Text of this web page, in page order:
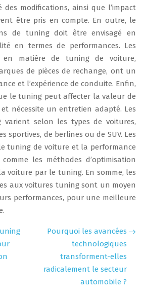
modifications, ainsi que l’impact
être pris en compte. En outre, le
de tuning doit être envisagé en
en termes de performances. Les
en matière de tuning de voiture,
de pièces de rechange, ont un
et l’expérience de conduite. Enfin,
le tuning peut affecter la valeur de
nécessite un entretien adapté. Les
varient selon les types de voitures,
sportives, de berlines ou de SUV. Les
tuning de voiture et la performance
les méthodes d’optimisation
voiture par le tuning. En somme, les
aux voitures tuning sont un moyen
performances, pour une meilleure
Pourquoi les avancées
technologiques
transforment-elles
radicalement le secteur
automobile ?